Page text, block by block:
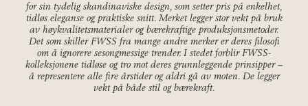
for sin tydelig skandinaviske design, som setter pris på enkelhet,
tidløs eleganse og praktiske snitt. Merket legger stor vekt på bruk
av høykvalitetsmaterialer og bærekraftige produksjonsmetoder.
Det som skiller FWSS fra mange andre merker er deres filosofi
om å ignorere sesongmessige trender. I stedet forblir FWSS-
kolleksjonene tidløse og tro mot deres grunnleggende prinsipper –
å representere alle fire årstider og aldri gå av moten. De legger
vekt på både stil og bærekraft.